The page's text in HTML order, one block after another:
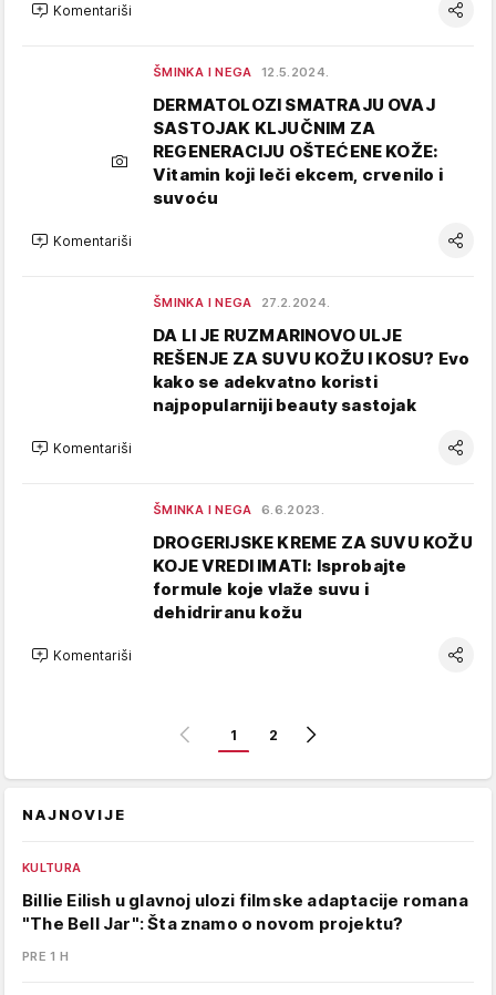
Komentariši
ŠMINKA I NEGA 12.5.2024.
DERMATOLOZI SMATRAJU OVAJ
SASTOJAK KLJUČNIM ZA
REGENERACIJU OŠTEĆENE KOŽE:
Vitamin koji leči ekcem, crvenilo i
suvoću
Komentariši
ŠMINKA I NEGA 27.2.2024.
DA LI JE RUZMARINOVO ULJE
REŠENJE ZA SUVU KOŽU I KOSU? Evo
kako se adekvatno koristi
najpopularniji beauty sastojak
Komentariši
ŠMINKA I NEGA 6.6.2023.
DROGERIJSKE KREME ZA SUVU KOŽU
KOJE VREDI IMATI: Isprobajte
formule koje vlaže suvu i
dehidriranu kožu
Komentariši
1 2
NAJNOVIJE
KULTURA
Billie Eilish u glavnoj ulozi filmske adaptacije romana
"The Bell Jar": Šta znamo o novom projektu?
PRE 1 H